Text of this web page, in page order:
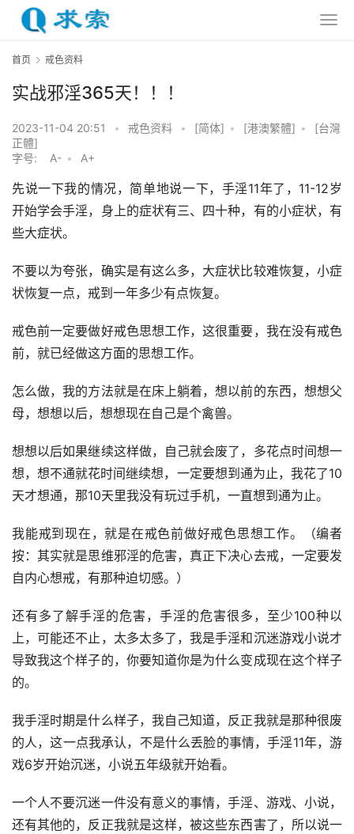
首页 戒色资料
实战邪淫365天！！！
2023-11-04 20:51 • 戒色资料 • [简体] • [港澳繁體] •
[台灣
正體]
字号:
A- • A+
先说一下我的情况，简单地说一下，手淫11年了，11-12岁
开始学会手淫，身上的症状有三、四十种，有的小症状，有
些大症状。
不要以为夸张，确实是有这么多，大症状比较难恢复，小症
状恢复一点，戒到一年多少有点恢复。
戒色前一定要做好戒色思想工作，这很重要，我在没有戒色
前，就已经做这方面的思想工作。
怎么做，我的方法就是在床上躺着，想以前的东西，想想父
母，想想以后，想想现在自己是个禽兽。
想想以后如果继续这样做，自己就会废了，多花点时间想一
想，想不通就花时间继续想，一定要想到通为止，我花了10
天才想通，那10天里我没有玩过手机，一直想到通为止。
我能戒到现在，就是在戒色前做好戒色思想工作。（编者
按：其实就是思维邪淫的危害，真正下决心去戒，一定要发
自内心想戒，有那种迫切感。）
还有多了解手淫的危害，手淫的危害很多，至少100种以
上，可能还不止，太多太多了，我是手淫和沉迷游戏小说才
导致我这个样子的，你要知道你是为什么变成现在这个样子
的。
我手淫时期是什么样子，我自己知道，反正我就是那种很废
的人，这一点我承认，不是什么丢脸的事情，手淫11年，游
戏6岁开始沉迷，小说五年级就开始看。
一个人不要沉迷一件没有意义的事情，手淫、游戏、小说，
还有其他的，反正我就是这样，被这些东西害了，所以说一